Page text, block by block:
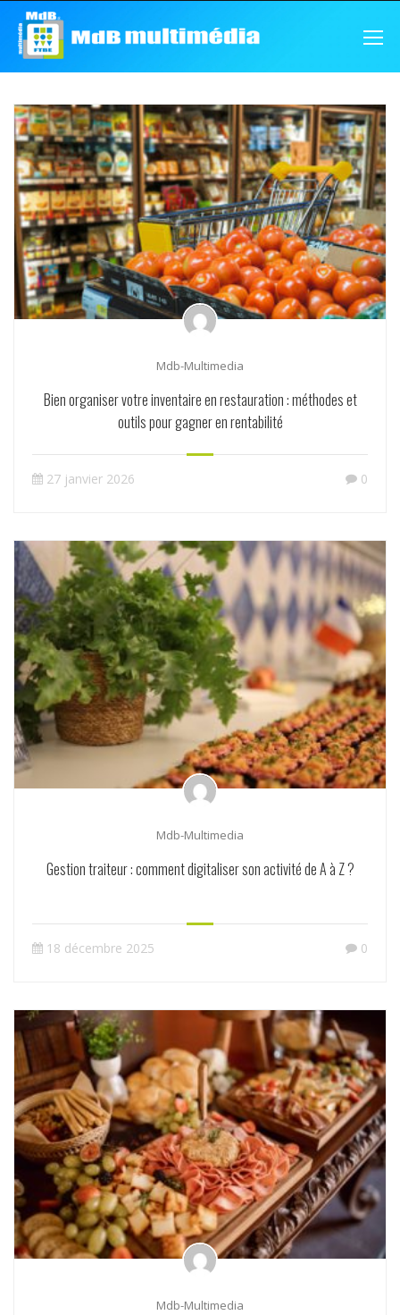
Mdb-Multimedia
Bien organiser votre inventaire en restauration : méthodes et
outils pour gagner en rentabilité
27 janvier 2026 0
Mdb-Multimedia
Gestion traiteur : comment digitaliser son activité de A à Z ?
18 décembre 2025 0
Mdb-Multimedia